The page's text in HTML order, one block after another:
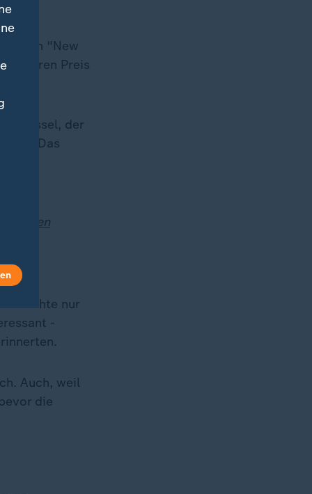
"New
die ihren Preis
der
Das
brauchte nur
-
Auch, weil
die